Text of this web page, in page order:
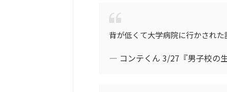
背が低くて大学病院に行かされ
— コンテくん 3/27『男子校の